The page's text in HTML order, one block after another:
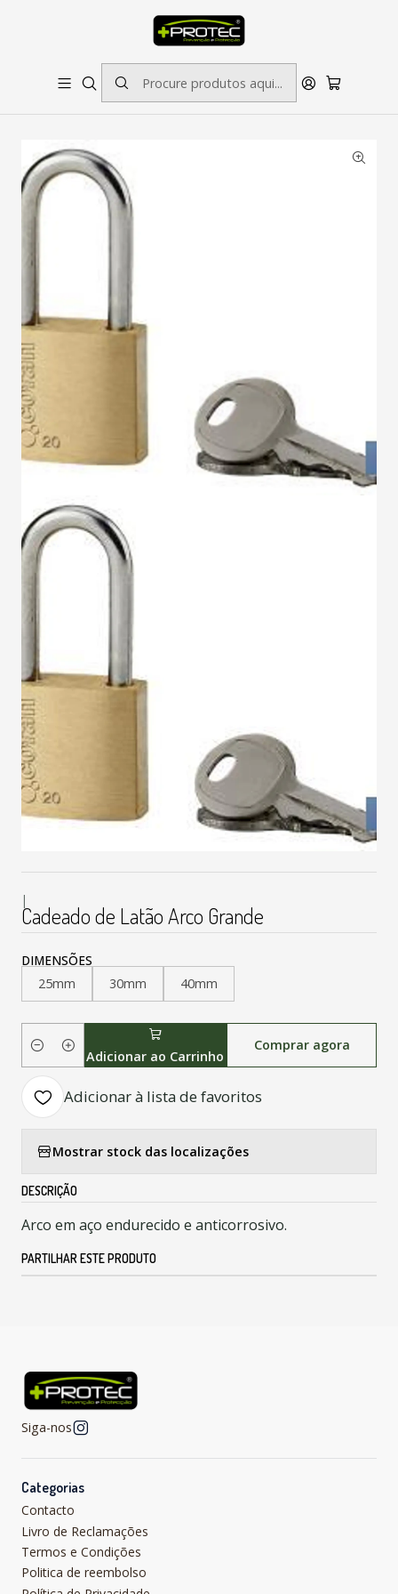
SOLICITE ORÇAMENTO PARA ESTAMPADOS/BORDADOS // SINALÉTICA:
OUTRAS DIMENSÕES SOB CONSULTA
Início Outros Produtos Cadeado de Latão Arco Grande
|
Cadeado de Latão Arco Grande
DIMENSÕES
25mm
30mm 40mm
QuantidadeAdicionar ao Carrinho
Comprar agora
Adicionar à lista de favoritos
Mostrar stock das localizações
DESCRIÇÃO
Arco em aço endurecido e anticorrosivo.
PARTILHAR ESTE PRODUTO
Siga-nos
Categorias
Contacto
Livro de Reclamações
Termos e Condições
Politica de reembolso